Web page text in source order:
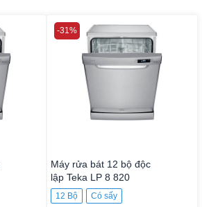
Máy rửa bát 12 bộ độc
lập Teka LP 8 820
12 Bộ Có sấy
-31%